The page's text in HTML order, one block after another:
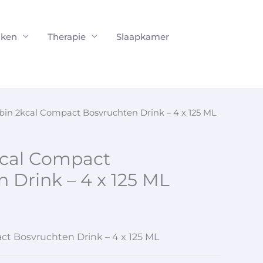
Therapie
Slaapkamer
2kcal Compact Bosvruchten Drink – 4 x 125 ML
Compact
Drink – 4 x 125 ML
Bosvruchten Drink – 4 x 125 ML